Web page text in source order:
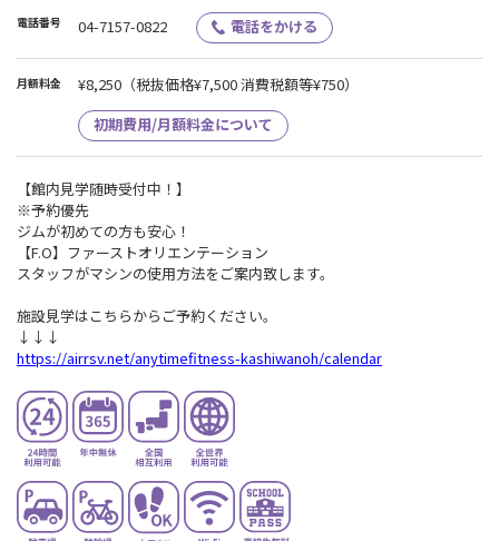
電話番号 04-7157-0822 電話をかける
月額料金 ¥8,250 （税抜価格¥7,500 消費税額等¥750）
初期費用/月額料金について
【館内見学随時受付中！】
※予約優先
ジムが初めての方も安心！
【F.O】ファーストオリエンテーション
スタッフがマシンの使用方法をご案内致します。
施設見学はこちらからご予約ください。
↓↓↓
https://airrsv.net/anytimefitness-kashiwanoh/calendar